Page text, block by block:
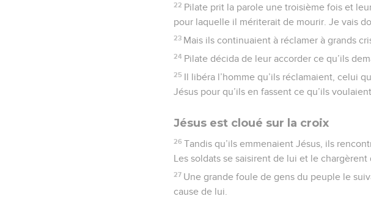
22 Pilate prit la parole une troisième fois et
pour laquelle il mériterait de mourir. Je vais
23 Mais ils continuaient à réclamer à grands
24 Pilate décida de leur accorder ce qu’ils
25 Il libéra l’homme qu’ils réclamaient, celui
Jésus pour qu’ils en fassent ce qu’ils voulaient.
Jésus est cloué sur la croix
26 Tandis qu’ils emmenaient Jésus, ils
Les soldats se saisirent de lui et le
27 Une grande foule de gens du peuple le
cause de lui.